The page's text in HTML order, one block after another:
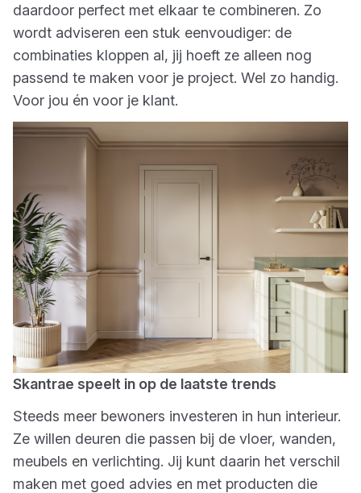
daardoor perfect met elkaar te combineren. Zo
wordt adviseren een stuk eenvoudiger: de
combinaties kloppen al, jij hoeft ze alleen nog
passend te maken voor je project. Wel zo handig.
Voor jou én voor je klant.
Skantrae speelt in op de laatste trends
Steeds meer bewoners investeren in hun interieur.
Ze willen deuren die passen bij de vloer, wanden,
meubels en verlichting. Jij kunt daarin het verschil
maken met goed advies en met producten die